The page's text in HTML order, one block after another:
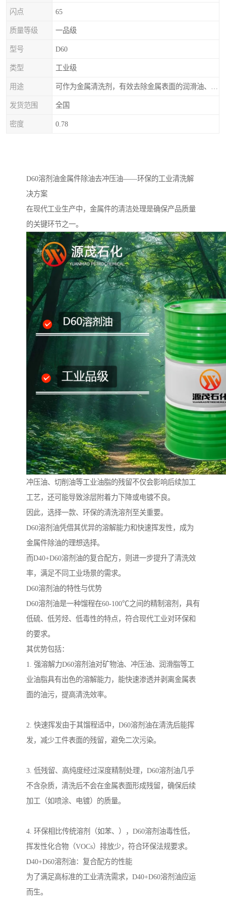
闪点 65
质量等级 一品级
型号 D60
类型 工业级
用途
发货范围 全国
密度 0.78
D60溶剂油金属件除油去冲压油——环保的工业清洗解
决方案
在现代工业生产中，金属件的清洁处理是确保产品质量
的关键环节之一。
冲压油、切削油等工业油脂的残留不仅会影响后续加工
工艺，还可能导致涂层附着力下降或电镀不良。
因此，选择一款、环保的清洗溶剂至关重要。
D60溶剂油凭借其优异的溶解能力和快速挥发性，成为
金属件除油的理想选择。
而D40+D60溶剂油的复合配方，则进一步提升了清洗效
率，满足不同工业场景的需求。
D60溶剂油的特性与优势
D60溶剂油是一种馏程在60-100℃之间的精制溶剂，具有
低硫、低芳烃、低毒性的特点，符合现代工业对环保和
的要求。
其优势包括：
1. 强溶解力D60溶剂油对矿物油、冲压油、润滑脂等工
业油脂具有出色的溶解能力，能快速渗透并剥离金属表
面的油污，提高清洗效率。
2. 快速挥发由于其馏程适中，D60溶剂油在清洗后能挥
发，减少工件表面的残留，避免二次污染。
3. 低残留、高纯度经过深度精制处理，D60溶剂油几乎
不含杂质，清洗后不会在金属表面形成残留，确保后续
加工（如喷涂、电镀）的质量。
4. 环保相比传统溶剂（如苯、），D60溶剂油毒性低，
挥发性化合物（VOCs）排放少，符合环保法规要求。
D40+D60溶剂油：复合配方的性能
为了满足高标准的工业清洗需求，D40+D60溶剂油应运
而生。